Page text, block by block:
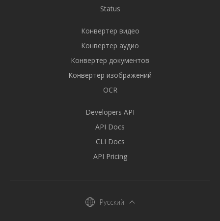
Status
Конвертер видео
Конвертер аудио
Конвертер документов
Конвертер изображений
OCR
Developers API
API Docs
CLI Docs
API Pricing
Русский